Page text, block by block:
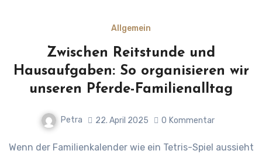
Allgemein
Zwischen Reitstunde und
Hausaufgaben: So organisieren wir
unseren Pferde-Familienalltag
Petra 22. April 2025 0 Kommentar
Wenn der Familienkalender wie ein Tetris-Spiel aussieht